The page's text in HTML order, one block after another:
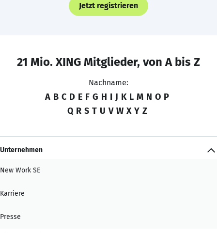
Jetzt registrieren
21 Mio. XING Mitglieder, von A bis Z
Nachname:
A B C D E F G H I J K L M N O P
Q R S T U V W X Y Z
Unternehmen
New Work SE
Karriere
Presse